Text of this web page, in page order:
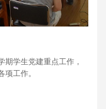
学生党建重点工作，
工作。